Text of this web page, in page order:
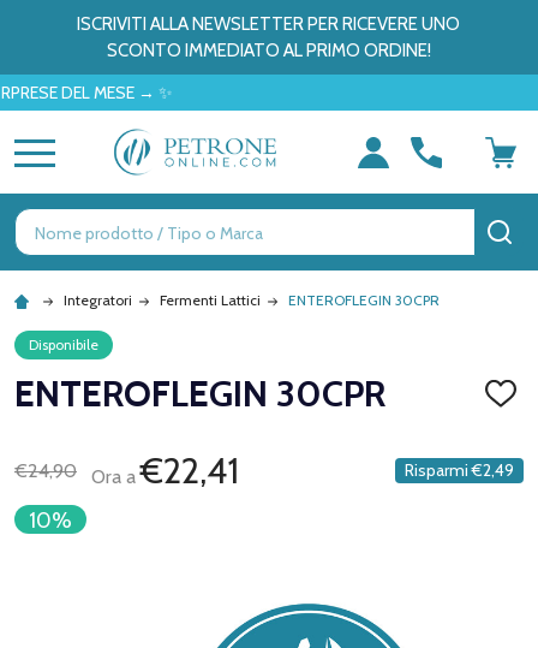
ISCRIVITI ALLA NEWSLETTER PER RICEVERE UNO
SCONTO IMMEDIATO AL PRIMO ORDINE!
DEL MESE → ✨
Ricerca
Integratori Fermenti Lattici ENTEROFLEGIN 30CPR
Disponibile
ENTEROFLEGIN 30CPR
DEI
€24,90 Ora a€22,41 Risparmi €2,49
10%